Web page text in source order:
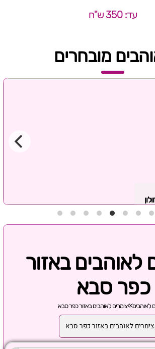
עד: 350 ש"ח
מובחרים
לאוהבים באזור
כפר סבא
לאוהבים>>צימרים לאוהבים באזור כפר סבא